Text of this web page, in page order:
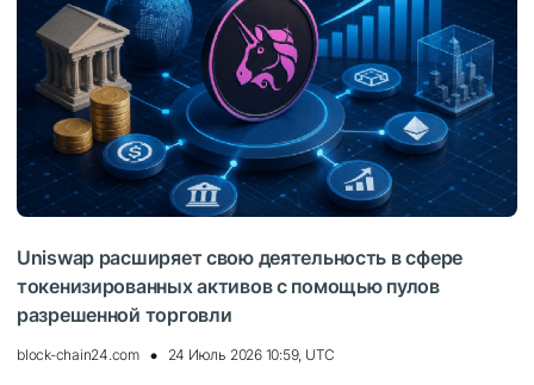
Uniswap расширяет свою деятельность в сфере
токенизированных активов с помощью пулов
разрешенной торговли
block-chain24.com 24 Июль 2026 10:59, UTC